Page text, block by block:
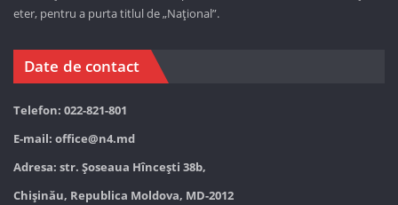
eter, pentru a purta titlul de „Național”.
Date de contact
Telefon: 022-821-801
E-mail: office@n4.md
Adresa: str. Șoseaua Hînceşti 38b,
Chișinău, Republica Moldova, MD-2012